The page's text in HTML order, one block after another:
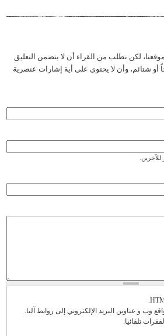
لكن نطلب من القراء أن لا يتضمن التعليق
أو شتائم، وأن لا يحتوي على أية إشارات عنصرية
وب و عناوين البريد الإلكتروني إلى روابط آليا.
تلقائيا.